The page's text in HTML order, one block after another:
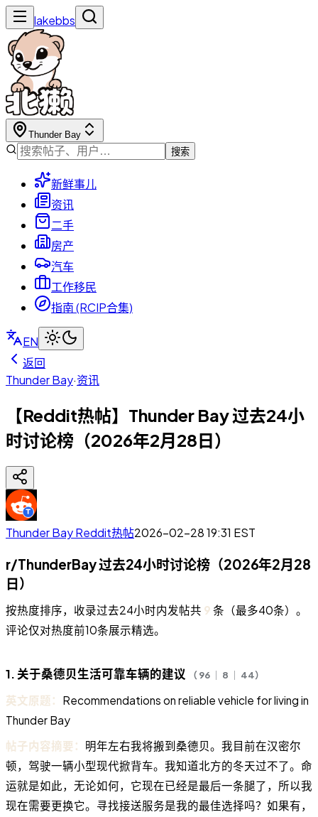
lakebbs
Thunder Bay
搜索
新鲜事儿
资讯
二手
房产
汽车
工作移民
指南 (RCIP合集)
EN
返回
Thunder Bay·资讯
【Reddit热帖】Thunder Bay 过去24小
时讨论榜（2026年2月28日）
Thunder Bay Reddit热帖2026-02-28 19:31 EST
r/ThunderBay 过去24小时讨论榜（2026年2月28
日）
按热度排序，收录过去24小时内发帖共 9 条（最多40条）。
评论仅对热度前10条展示精选。
1. 关于桑德贝生活可靠车辆的建议 （ 96 ｜ 8 ｜ 44）
英文原题： Recommendations on reliable vehicle for living in
Thunder Bay
帖子内容摘要： 明年左右我将搬到桑德贝。我目前在汉密尔
顿，驾驶一辆小型现代掀背车。我知道北方的冬天过不了。命
运就是如此，无论如何，它现在已经是最后一条腿了，所以我
现在需要更换它。寻找接送服务是我的最佳选择吗？如果有，